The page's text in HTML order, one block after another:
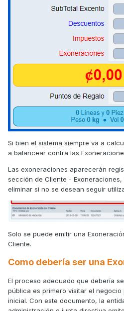
Si bien el sistema siempre va a
a balancear contra las
Las exoneraciones aparecerán
sección de Cliente -
eliminar si no se desean seguir
Solo se puede emitir una
Cliente.
Como debería ser una
El proceso adecuado que debería
pública es primero visitar el
inicial. Con este documento, la